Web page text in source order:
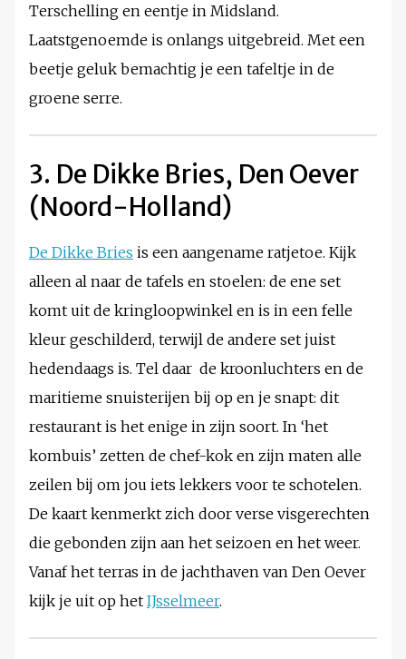
Terschelling en eentje in Midsland.
Laatstgenoemde is onlangs uitgebreid. Met een
beetje geluk bemachtig je een tafeltje in de
groene serre.
3. De Dikke Bries, Den Oever
(Noord-Holland)
De Dikke Bries is een aangename ratjetoe. Kijk
alleen al naar de tafels en stoelen: de ene set
komt uit de kringloopwinkel en is in een felle
kleur geschilderd, terwijl de andere set juist
hedendaags is. Tel daar de kroonluchters en de
maritieme snuisterijen bij op en je snapt: dit
restaurant is het enige in zijn soort. In ‘het
kombuis’ zetten de chef-kok en zijn maten alle
zeilen bij om jou iets lekkers voor te schotelen.
De kaart kenmerkt zich door verse visgerechten
die gebonden zijn aan het seizoen en het weer.
Vanaf het terras in de jachthaven van Den Oever
kijk je uit op het IJsselmeer.